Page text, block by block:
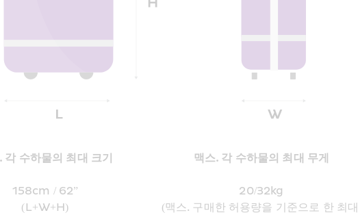
각 수하물의 최대 크기
158cm / 62”
(L+W+H)
맥스. 각 수하물의 최대 무게
20/32kg
(맥스. 구매한 허용량을 기준으로 한 최대